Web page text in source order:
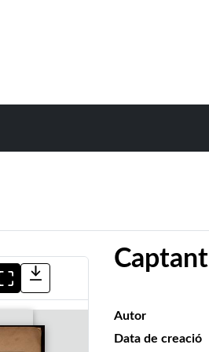
Captant
Autor
Data de creació